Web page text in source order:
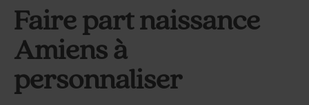
Faire part naissance
Amiens à
personnaliser